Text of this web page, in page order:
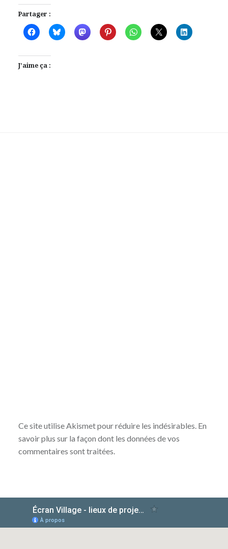
Partager :
J’aime ça :
Ce site utilise Akismet pour réduire les indésirables. En
savoir plus sur la façon dont les données de vos
commentaires sont traitées